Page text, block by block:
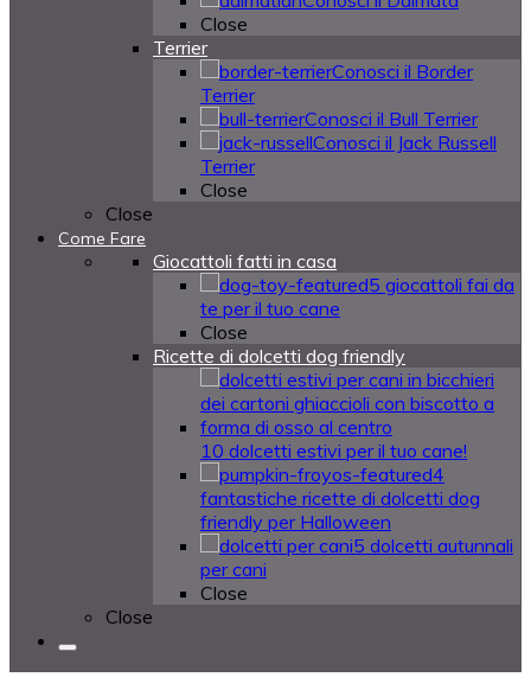
Close
Terrier
Conosci il Border
Terrier
Conosci il Bull Terrier
Conosci il Jack Russell
Terrier
Close
Close
Come Fare
Giocattoli fatti in casa
5 giocattoli fai da
te per il tuo cane
Close
Ricette di dolcetti dog friendly
10 dolcetti estivi per il tuo cane!
4
fantastiche ricette di dolcetti dog
friendly per Halloween
5 dolcetti autunnali
per cani
Close
Close